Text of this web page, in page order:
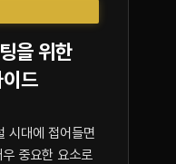
을 위한
드
시대에 접어들면
중요한 요소로